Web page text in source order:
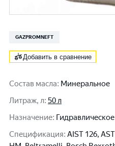
GAZPROMNEFT
Добавить в сравнение
Состав масла: Минеральное
Литраж, л: 50 л
Назначение: Гидравлическое
Спецификация: AIST 126,